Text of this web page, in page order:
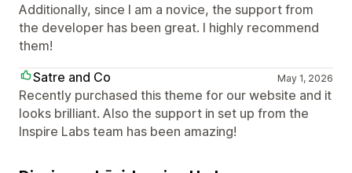
Additionally, since I am a novice, the support from
the developer has been great. I highly recommend
them!
Satre and Co
May 1, 2026
Recently purchased this theme for our website and it
looks brilliant. Also the support in set up from the
Inspire Labs team has been amazing!